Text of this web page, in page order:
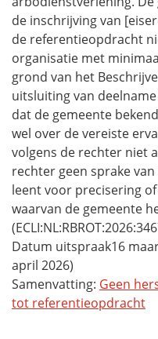
de inschrijving van
de referentieopdracht
organisatie met
grond van het
uitsluiting van
dat de gemeente
wel over de vereiste
volgens de rechter niet
rechter geen sprake
leent voor precisering
waarvan de gemeente
Datum uitspraak16
april 2026)
Samenvatting: Geen
tot referentieopdracht